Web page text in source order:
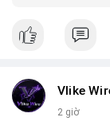
Vlike
2 giờ